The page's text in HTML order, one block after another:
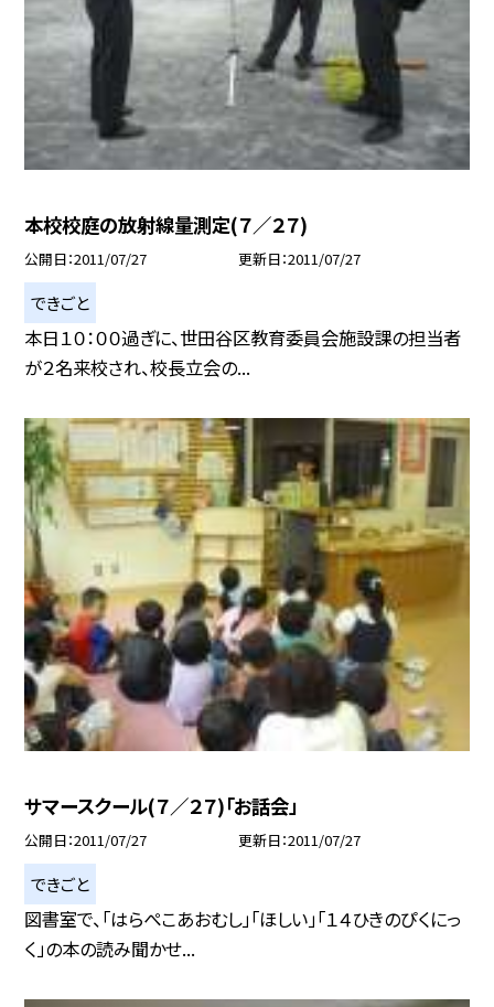
本校校庭の放射線量測定(７／２７)
公開日 2011/07/27 更新日 2011/07/27
できごと
本日１０：００過ぎに、世田谷区教育委員会施設課の担当者
が２名来校され、校長立会の...
サマースクール(７／２７)「お話会」
公開日 2011/07/27 更新日 2011/07/27
できごと
図書室で、「はらぺこあおむし」「ほしい」「１４ひきのぴくにっ
く」の本の読み聞かせ...